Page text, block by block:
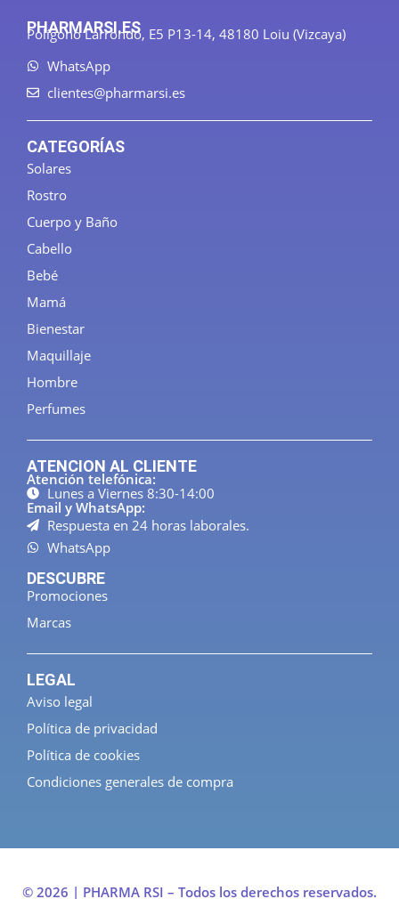
PHARMARSI.ES
Polígono Larrondo, E5 P13-14, 48180 Loiu (Vizcaya)
WhatsApp
clientes@pharmarsi.es
CATEGORÍAS
Solares
Rostro
Cuerpo y Baño
Cabello
Bebé
Mamá
Bienestar
Maquillaje
Hombre
Perfumes
ATENCION AL CLIENTE
Atención telefónica:
Lunes a Viernes 8:30-14:00
Email y WhatsApp:
Respuesta en 24 horas laborales.
WhatsApp
DESCUBRE
Promociones
Marcas
LEGAL
Aviso legal
Política de privacidad
Política de cookies
Condiciones generales de compra
© 2026 | PHARMA RSI – Todos los derechos reservados.